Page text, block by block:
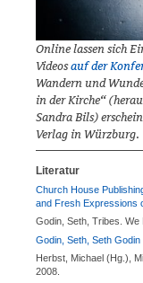
Online lassen sich
Videosauf der
Wandern und
in der Kirche“
Sandra Bils)
Verlag in Würzburg.
Literatur
Church House
and Fresh Expressions
Godin, Seth, Tribes. We
Godin, Seth, Seth
Herbst, Michael (Hg.),
2008.